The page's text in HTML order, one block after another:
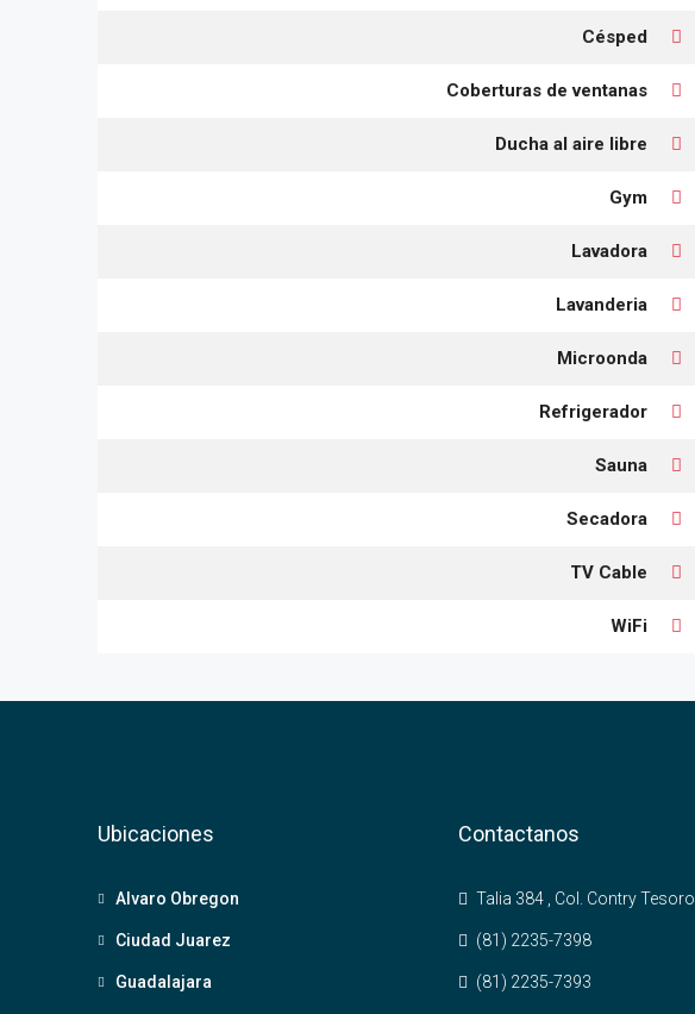
Césped
Coberturas de ventanas
Ducha al aire libre
Gym
Lavadora
Lavanderia
Microonda
Refrigerador
Sauna
Secadora
TV Cable
WiFi
Ubicaciones
Alvaro Obregon
Ciudad Juarez
Guadalajara
Contactanos
Talia 384 , Col. Contry Tesoro
(81) 2235-7398
(81) 2235-7393